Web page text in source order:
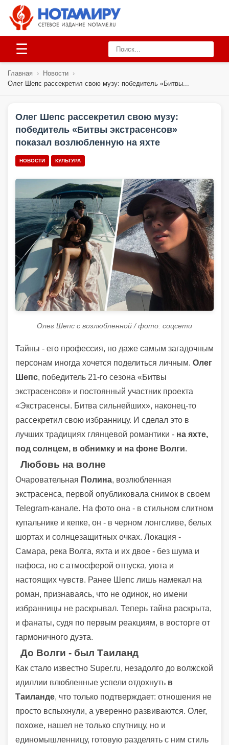
☰
Главная › Новости ›
Олег Шепс рассекретил свою музу: победитель «Битвы...
Олег Шепс рассекретил свою музу:
победитель «Битвы экстрасенсов»
показал возлюбленную на яхте
НОВОСТИ КУЛЬТУРА
Олег Шепс с возлюбленной / фото: соцсети
Тайны - его профессия, но даже самым загадочным
персонам иногда хочется поделиться личным. Олег
Шепс, победитель 21-го сезона «Битвы
экстрасенсов» и постоянный участник проекта
«Экстрасенсы. Битва сильнейших», наконец-то
рассекретил свою избранницу. И сделал это в
лучших традициях глянцевой романтики - на яхте,
под солнцем, в обнимку и на фоне Волги.
Любовь на волне
Очаровательная Полина, возлюбленная
экстрасенса, первой опубликовала снимок в своем
Telegram-канале. На фото она - в стильном слитном
купальнике и кепке, он - в черном лонгсливе, белых
шортах и солнцезащитных очках. Локация -
Самара, река Волга, яхта и их двое - без шума и
пафоса, но с атмосферой отпуска, уюта и
настоящих чувств. Ранее Шепс лишь намекал на
роман, признаваясь, что не одинок, но имени
избранницы не раскрывал. Теперь тайна раскрыта,
и фанаты, судя по первым реакциям, в восторге от
гармоничного дуэта.
До Волги - был Таиланд
Как стало известно Super.ru, незадолго до волжской
идиллии влюбленные успели отдохнуть в
Таиланде, что только подтверждает: отношения не
просто вспыхнули, а уверенно развиваются. Олег,
похоже, нашел не только спутницу, но и
единомышленницу, готовую разделять с ним стиль